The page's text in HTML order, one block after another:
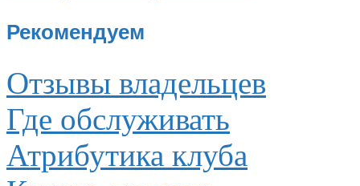
Рекомендуем
Отзывы владельцев
Где обслуживать
Атрибутика клуба